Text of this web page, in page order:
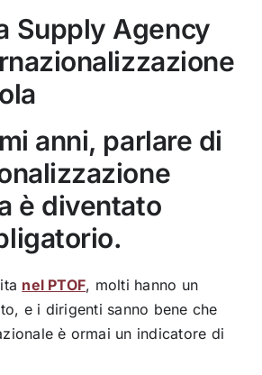
Supply Agency
anni, parlare di
è diventato
nel PTOF, molti hanno un
e i dirigenti sanno bene che
è ormai un indicatore di